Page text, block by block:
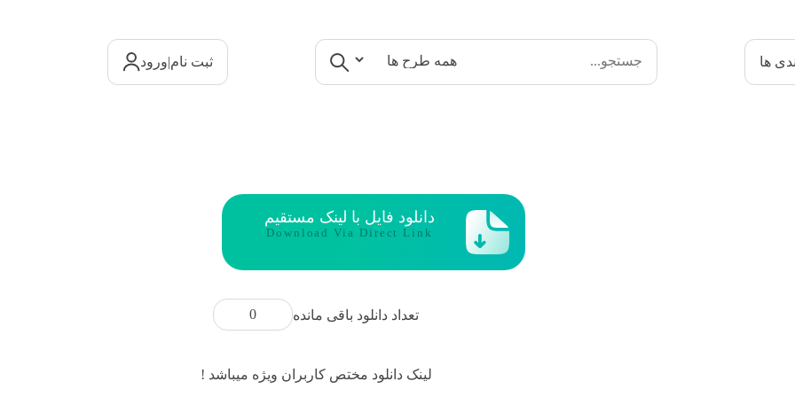
ها ثبت نام|ورود
دانلود فایل با لینک مستقیم
Download Via Direct Link
تعداد دانلود باقی مانده 0
لینک دانلود مختص کاربران ویژه میباشد !